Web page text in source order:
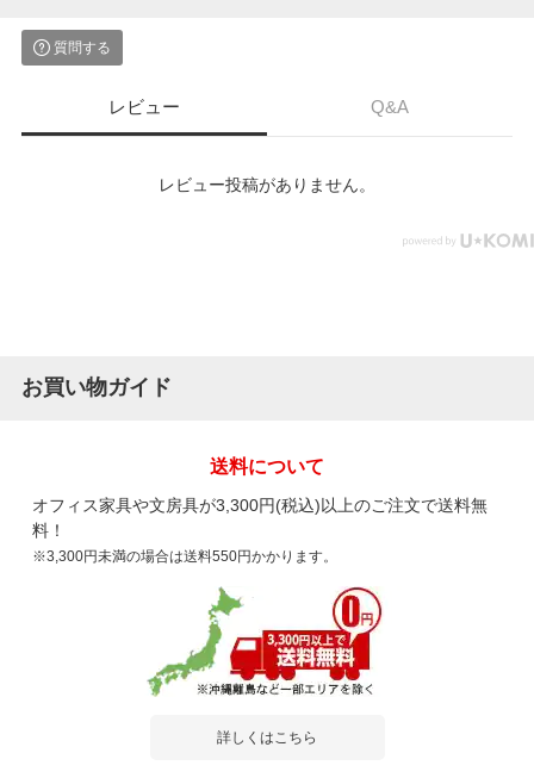
質問する
レビュー Q&A
レビュー投稿がありません。
お買い物ガイド
送料について
オフィス家具や文房具が3,300円(税込)以上のご注文で送料無
料！
※3,300円未満の場合は送料550円かかります。
詳しくはこちら